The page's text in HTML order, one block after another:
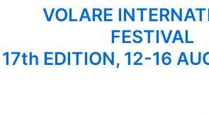
VOLARE
FESTIVAL
17th EDITION, 12-16